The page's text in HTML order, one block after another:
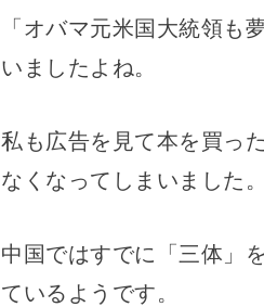
「オバマ元米国大統領も
いましたよね。
私も広告を見て本を買っ
なくなってしまいました。
中国ではすでに「三体」
ているようです。